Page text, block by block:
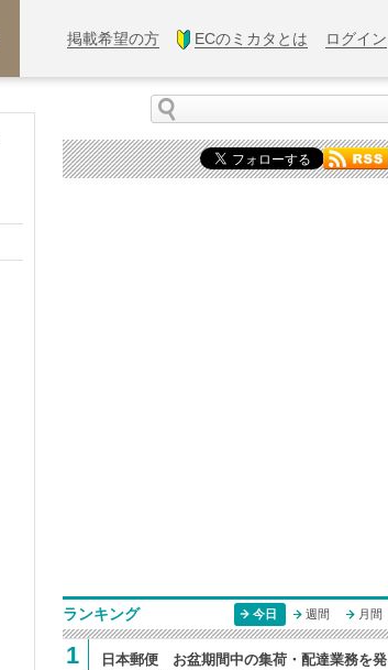
掲載希望の方 ECのミカタとは ログイン
ランキング 今日 週間 月間
1
日本郵便 お盆期間中の集荷・配達業務を発